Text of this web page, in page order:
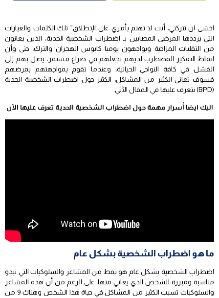
اخشى ان تتركني، أنت لا تهتم بأمري على الإطلاق” تلك الكلمات والعبارات
التي يرددها المرضى المصابين بـ اضطراب الشخصية الحدية، الذين يعانون
من التقلبات المزاجية ويواجهون يوميا كابوس الهجران والترك، حتى وأن
انماط التفكير المضطرب لديهم تجعلهم في صراع مستمر، يصل بهم إلى
الفشل في كافة النواحي الحياتية، وعندما تقوم بمواجهتهم بمرضهم
فسوف تعاني الكثير من المشاكل، الكثير حول اضطراب الشخصية الحدية
(BPD) نتعرف عليها في المقال الآتي.
اليك ايضا أسرار مهمة حول اضطراب الشخصية الحدية تعرف عليها الآن
ما هو اضطراب الشخصية بشكل عام
اضطراب الشخصية بشكل عام هو نمط من المشاعر والسلوكيات التي تبدو
مناسبة ومبررة للشخص الذي يعاني منها، على الرغم من أن هذه المشاعر
والسلوكيات تسبب الكثير من المشاكل في حياة هذا الشخص وهناك 9 من